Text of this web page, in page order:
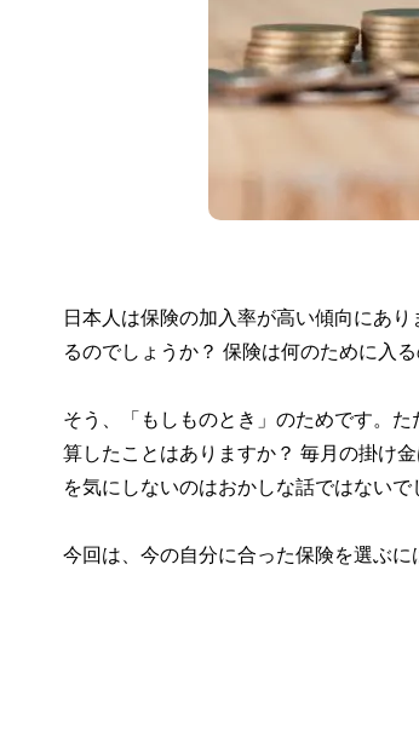
日本人は保険の加入率が高い傾向にあ
るのでしょうか？ 保険は何のために入
そう、「もしものとき」のためです。
算したことはありますか？ 毎月の掛け
を気にしないのはおかしな話ではないで
今回は、今の自分に合った保険を選ぶに